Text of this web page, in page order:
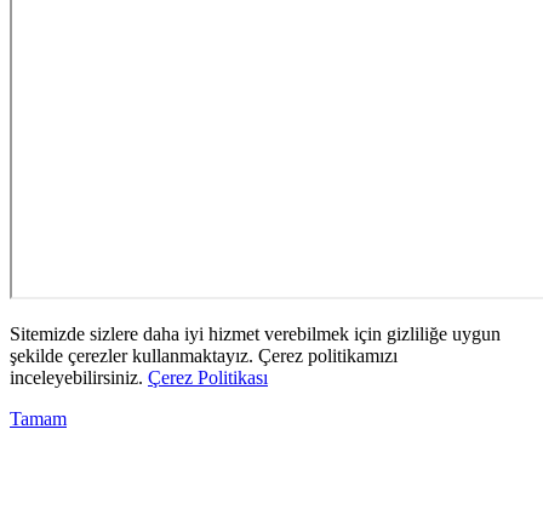
Sitemizde sizlere daha iyi hizmet verebilmek için gizliliğe uygun
şekilde çerezler kullanmaktayız. Çerez politikamızı
inceleyebilirsiniz. Çerez Politikası
Tamam